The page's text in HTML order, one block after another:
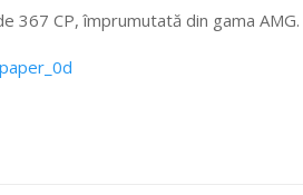
367 CP, împrumutată din gama AMG.